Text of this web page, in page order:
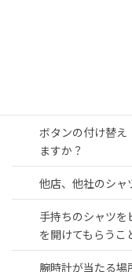
ボタンの付け替え
ますか？
他店、他社のシャ
手持ちのシャツ
を開けてもらうこ
腕時計が当たる場